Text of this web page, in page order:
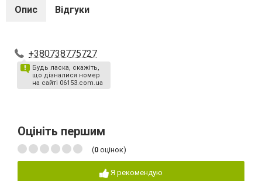
Опис Відгуки
+380738775727
Будь ласка, скажіть,
що дізналися номер
на сайті 06153.com.ua
Оцініть першим
(0 оцінок)
Я рекомендую